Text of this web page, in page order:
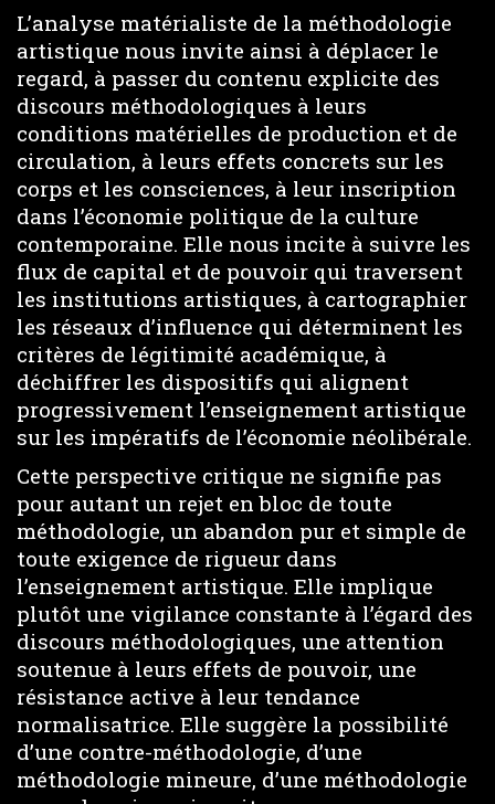
L’analyse matérialiste de la méthodologie
artistique nous invite ainsi à déplacer le
regard, à passer du contenu explicite des
discours méthodologiques à leurs
conditions matérielles de production et de
circulation, à leurs effets concrets sur les
corps et les consciences, à leur inscription
dans l’économie politique de la culture
contemporaine. Elle nous incite à suivre les
flux de capital et de pouvoir qui traversent
les institutions artistiques, à cartographier
les réseaux d’influence qui déterminent les
critères de légitimité académique, à
déchiffrer les dispositifs qui alignent
progressivement l’enseignement artistique
sur les impératifs de l’économie néolibérale.
Cette perspective critique ne signifie pas
pour autant un rejet en bloc de toute
méthodologie, un abandon pur et simple de
toute exigence de rigueur dans
l’enseignement artistique. Elle implique
plutôt une vigilance constante à l’égard des
discours méthodologiques, une attention
soutenue à leurs effets de pouvoir, une
résistance active à leur tendance
normalisatrice. Elle suggère la possibilité
d’une contre-méthodologie, d’une
méthodologie mineure, d’une méthodologie